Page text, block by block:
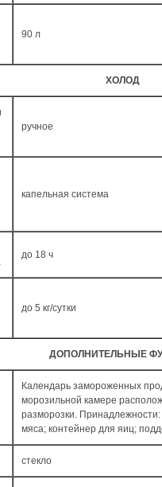
90 л
ХОЛОД
ручное
капельная система
до 18 ч
до 5 кг/cутки
ДОПОЛНИТЕЛЬНЫЕ
Календарь замороженных
морозильной камере
разморозки.
мяса; контейнер для яиц;
стекло